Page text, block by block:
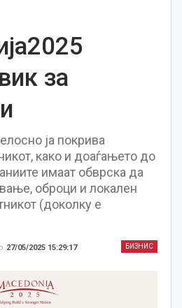
за
ја покрива
како и доаѓањето до
имаат обврска да
оброци и локален
(доколку е
БИЗНИС
27/05/2025 15:29:17